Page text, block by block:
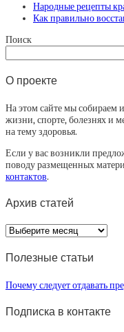
Народные рецепты
Как правильно
Поиск
О проекте
На этом сайте мы собираем
жизни, спорте, болезнях и
на тему здоровья.
Если у вас возникли
поводу размещенных
контактов.
Архив статей
Архив
статей
Полезные статьи
Почему следует отдавать
Подписка в контакте